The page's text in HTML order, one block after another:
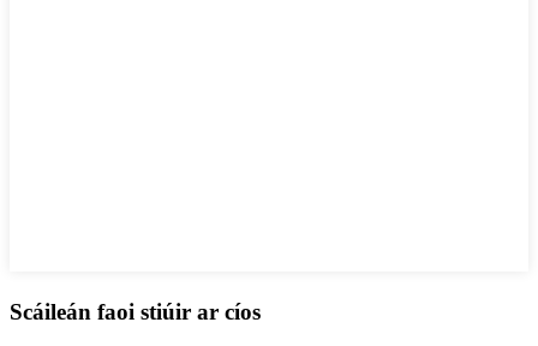
Scáileán faoi stiúir ar cíos